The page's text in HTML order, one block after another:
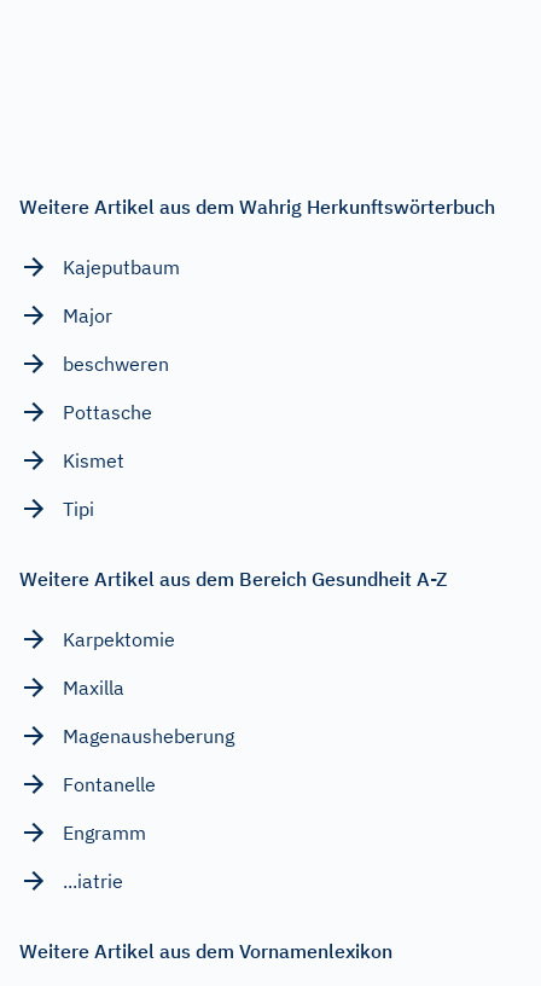
Weitere Artikel aus dem Wahrig Herkunftswörterbuch
Kajeputbaum
Major
beschweren
Pottasche
Kismet
Tipi
Weitere Artikel aus dem Bereich Gesundheit A-Z
Karpektomie
Maxilla
Magenausheberung
Fontanelle
Engramm
...iatrie
Weitere Artikel aus dem Vornamenlexikon